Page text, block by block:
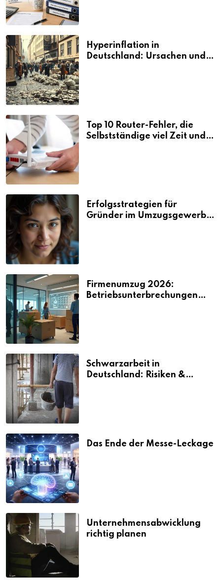
Hyperinflation in
Deutschland: Ursachen und
Top 10 Router-Fehler, die
Selbstständige viel Zeit und
Erfolgsstrategien für
Gründer im Umzugsgewerbe
Firmenumzug 2026:
Betriebsunterbrechungen
Schwarzarbeit in
Deutschland: Risiken &
Das Ende der Messe-Leckage
Unternehmensabwicklung
richtig planen